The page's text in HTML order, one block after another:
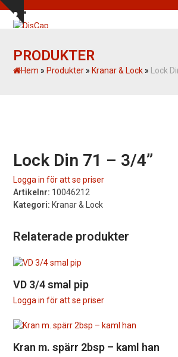
Skip
content
Show
notice
Open
menu
Close
menu
PRODUKTER
Hem » Produkter » Kranar & Lock » Lock
Lock Din 71 – 3/4”
Logga in för att se priser
Artikelnr: 10046212
Kategori: Kranar & Lock
Relaterade produkter
VD 3/4 smal pip
Logga in för att se priser
Kran m. spärr 2bsp – kaml han